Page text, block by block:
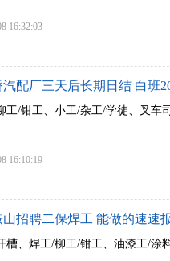
16:32:03
配厂三天后长期日结 白班
工/钳工、小工/杂工/学徒、叉车
16:10:19
招聘二保焊工 能做的速速
槽、焊工/柳工/钳工、油漆工/涂